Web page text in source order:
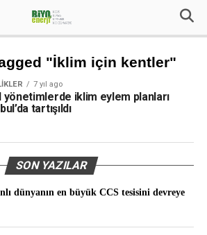
"İklim için kentler"
7 yıl ago
yönetimlerde iklim eylem planları
tartışıldı
SON YAZILAR
dünyanın en büyük CCS tesisini devreye